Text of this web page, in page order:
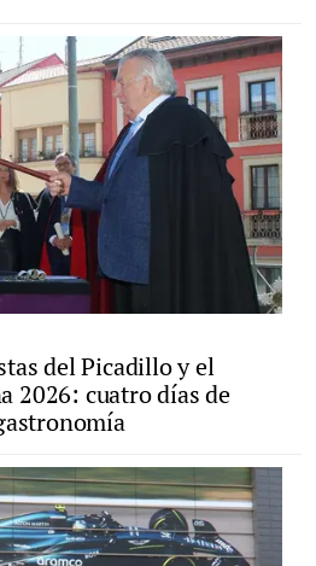
del Picadillo y el
2026: cuatro días de